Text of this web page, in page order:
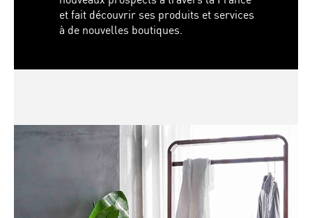
et fait découvrir ses produits et services
à de nouvelles boutiques.